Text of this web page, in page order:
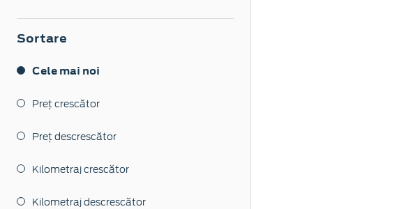
Sortare
Cele mai noi
Preț crescător
Preț descrescător
Kilometraj crescător
Kilometraj descrescător